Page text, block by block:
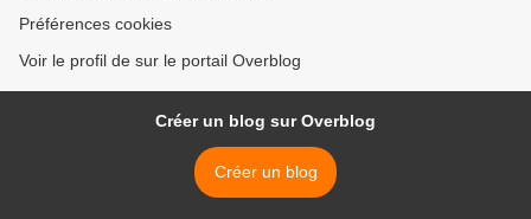
Préférences cookies
Voir le profil de sur le portail Overblog
Créer un blog sur Overblog
Créer un blog